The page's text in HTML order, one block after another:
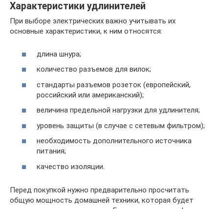
Характеристики удлинителей
При выборе электрических важно учитывать их
основные характеристики, к ним относятся:
длина шнура;
количество разъемов для вилок;
стандарты разъемов розеток (европейский,
российский или американский);
величина предельной нагрузки для удлинителя;
уровень защиты (в случае с сетевым фильтром);
необходимость дополнительного источника
питания;
качество изоляции.
Перед покупкой нужно предварительно просчитать
общую мощность домашней техники, которая будет